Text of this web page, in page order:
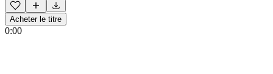
Acheter le titre
0:00